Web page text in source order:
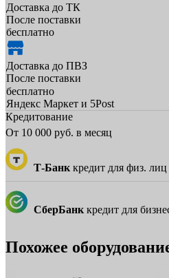
Доставка до ТК
После поставки
бесплатно
Доставка до ПВЗ
После поставки
бесплатно
Яндекс Маркет и 5Post
Кредитование
От 10 000 руб. в месяц
Т-Банк кредит для физ. лиц
СберБанк кредит для
Похожее